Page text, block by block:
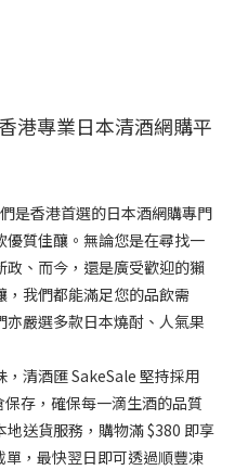
港專業日本清酒網購平
是香港首選的日本酒網購專門
質佳釀。無論您是在尋找一
、而今，還是廣受歡迎的獺
我們都能滿足您的品飲需
嚴選多款日本燒酎、人氣果
清酒匯 SakeSale 堅持採用
存，確保每一滴生酒的品質
送貨服務，購物滿 $380 即享
，最快翌日即可透過順豐凍